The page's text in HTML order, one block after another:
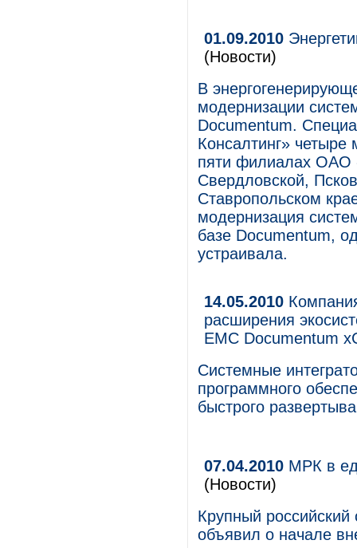
01.09.2010
(Новости)
В
модернизации
Documentum.
Консалтинг»
пяти филиалах ОАО
Свердловской,
Ставропольском
модернизация
базе Documentum,
устраивала.
14.05.2010
расширения
EMC Documentum
Системные
программного
быстрого
07.04.2010 МРК в
(Новости)
Крупный российский
объявил о начале